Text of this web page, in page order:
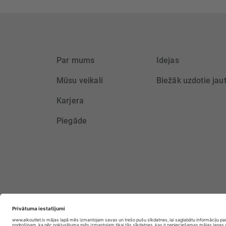
Par mums
Mūsu veikali
Karjera
Piegāde
Idejas
Biežāk uzdotie